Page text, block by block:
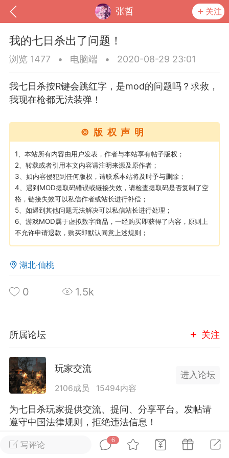
张哲 关注
我的钱包 道具 排行榜
MOD下载 攻略教程 联机招募
02-10 15:45
卖挂
禁止发布联机可用的作弊模组，
作弊模组在联机服务器使用,为了维护游
模组的发布行为：1. *...
汉
72 2.22w
大人
Lv.8
写评论
6
我的七日杀出了问题！
浏览 1477 • 电脑端 • 2020-08-29 23:01
我七日杀按R键会跳红字，是mod的问题吗？求救，
我现在枪都无法装弹！
©版权声明
1、本站所有内容由用户发表，作者与本站享有帖子版权；
2、转载或者引用本文内容请注明来源及原作者；
3、如内容侵犯到任何版权，请联系本站将及时予与删除；
4、遇到MOD提取码错误或链接失效，请检查提取码是否复制了空
格，链接失效可以私信作者或站长进行补偿；
5、如遇到其他问题无法解决可以私信站长进行处理；
6、游戏MOD属于虚拟数字商品，一经购买即获得了内容，原则上
不允许申请退款，购买即默认同意上述规则；
湖北·仙桃
0 1.5k
所属论坛 关注
玩家交流
2106成员 15494内容
进入论坛
为七日杀玩家提供交流、提问、分享平台。发帖请
遵守中国法律规则，拒绝违法信息！
全部 6 正序